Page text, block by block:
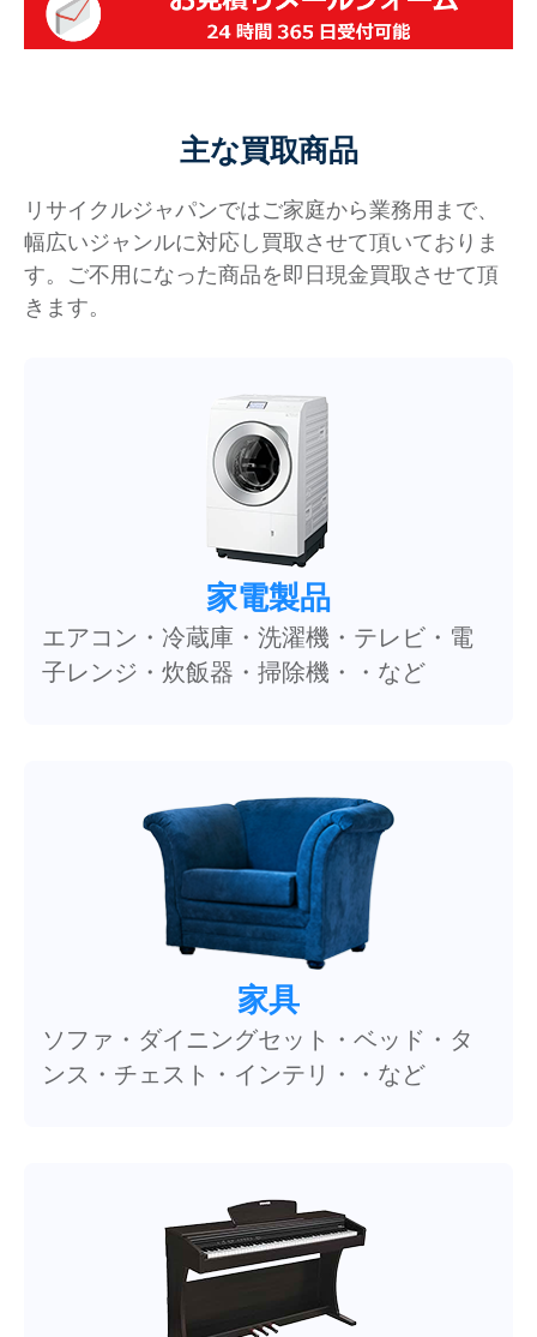
主な買取商品
リサイクルジャパンではご家庭から業務用まで、
幅広いジャンルに対応し買取させて頂いておりま
す。ご不用になった商品を即日現金買取させて頂
きます。
家電製品
エアコン・冷蔵庫・洗濯機・テレビ・電
子レンジ・炊飯器・掃除機・・など
家具
ソファ・ダイニングセット・ベッド・タ
ンス・チェスト・インテリ・・など